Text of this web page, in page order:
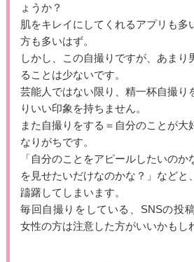
ょうか？
肌をキレイにしてくれるアプリも多
方も多いはず。
しかし、この自撮りですが、あまり
ることは少ないです。
芸能人ではない限り、精一杯自撮り
りいい印象を持ちません。
また自撮りをする＝自分のことが大
なりがちです。
「自分のことをアピールしたいの
を見せたいだけなのかな？」などと
躊躇してしまいます。
毎回自撮りをしている、SNSの投
女性の方は注意した方がいいかもし